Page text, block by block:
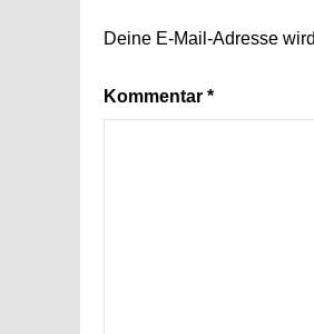
Deine E-Mail-Adresse
Kommentar *